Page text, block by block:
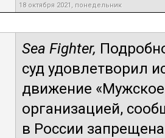
18 октября 2021, понедельник
Sea Fighter,
суд удовлетворил
движение «Мужское
организацией,
в России